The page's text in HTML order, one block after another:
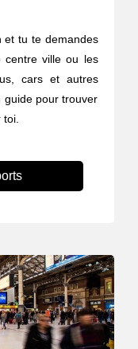
et tu te demandes
centre ville ou les
cars et autres
guide pour trouver